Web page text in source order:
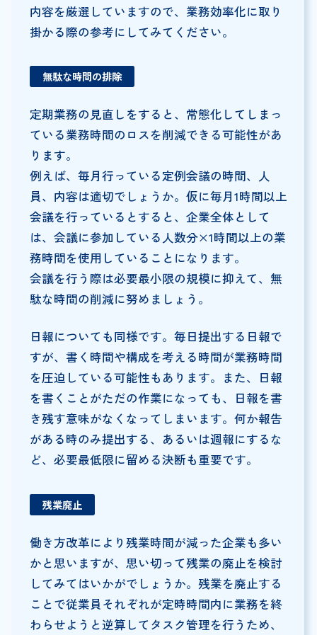
内容を厳選していますので、業務効率化に取り
掛かる際の参考にしてみてください。
無駄な時間の排除
定期業務の見直しをすると、常態化してしまっ
ている業務時間のロスを削減できる可能性があ
ります。
例えば、毎月行っている定例会議の時間、人
員、内容は適切でしょうか。仮に毎月1時間以上
会議を行っているとすると、企業全体として
は、会議に参加している人数分×1時間以上の業
務時間を使用していることになります。
会議を行う際は必要最小限の規模に抑えて、無
駄な時間の削減に努めましょう。
日報についても同様です。毎日提出する日報で
すが、書く時間や構成を考える時間が業務時間
を圧迫している可能性もあります。また、日報
を書くことがただの作業になっても、日報を書
き残す意味がなくなってしまいます。何か報告
がある時のみ提出する、あるいは週報にするな
ど、必要最低限に留める決断も重要です。
残業廃止
働き方改革により残業時間が減った企業も多い
かと思いますが、思い切って残業の廃止を検討
してみてはいかがでしょうか。残業を廃止する
ことで従業員それぞれが定時時間内に業務を終
わらせようと逆算してタスク管理を行うため、